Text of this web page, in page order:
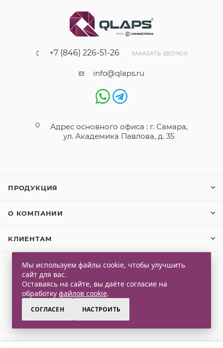
+7 (846) 226-51-26 ЗАКАЗАТЬ ЗВОНОК
info@qlaps.ru
Адрес основного офиса : г. Самара,
ул. Академика Павлова, д. 35
ПРОДУКЦИЯ
О КОМПАНИИ
КЛИЕНТАМ
2026 © Qlaps. Все права защищены
Мы используем файлы cookie, чтобы улучшить
сайт для вас.
Оставаясь на сайте, вы даёте согласие на
обработку файлов cookie.
СОГЛАСЕН НАСТРОИТЬ